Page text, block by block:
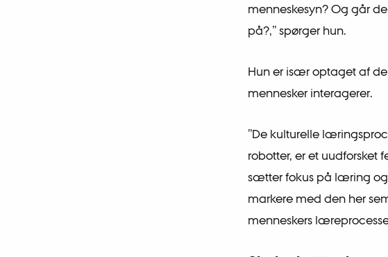
menneskesyn? Og går
på?,” spørger hun.
Hun er især optaget af
mennesker interagerer.
”De kulturelle
robotter, er et uudforsket
sætter fokus på læring og
markere med den her
menneskers